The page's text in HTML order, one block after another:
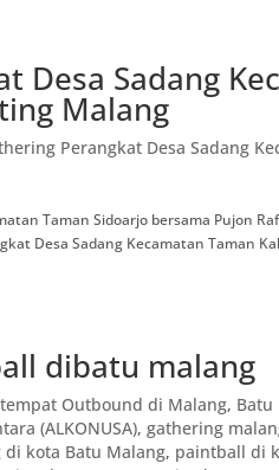
Desa Sadang
Malang
Perangkat Desa Sadang
Taman Sidoarjo bersama Pujon
Desa Sadang Kecamatan Taman
dibatu malang
Outbound di Malang, Batu
(ALKONUSA),gathering
di kota Batu Malang, paintball di